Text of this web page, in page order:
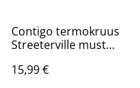
Contigo termokruus
Streeterville must
15,99 €